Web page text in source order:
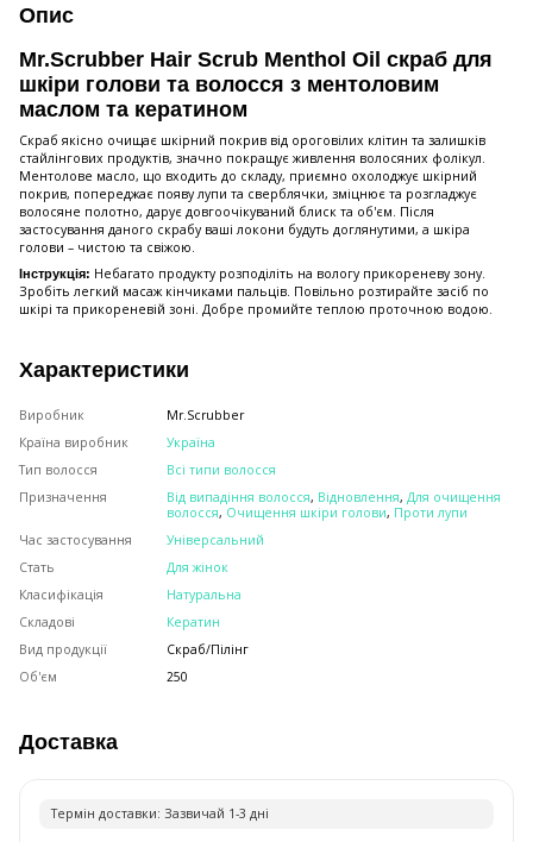
Опис
Mr.Scrubber Hair Scrub Menthol Oil скраб для
шкіри голови та волосся з ментоловим
маслом та кератином
Скраб якісно очищає шкірний покрив від ороговілих клітин та залишків
стайлінгових продуктів, значно покращує живлення волосяних фолікул.
Ментолове масло, що входить до складу, приємно охолоджує шкірний
покрив, попереджає появу лупи та сверблячки, зміцнює та розгладжує
волосяне полотно, дарує довгоочікуваний блиск та об'єм. Після
застосування даного скрабу ваші локони будуть доглянутими, а шкіра
голови – чистою та свіжою.
Інструкція: Небагато продукту розподіліть на вологу прикореневу зону.
Зробіть легкий масаж кінчиками пальців. Повільно розтирайте засіб по
шкірі та прикореневій зоні. Добре промийте теплою проточною водою.
Характеристики
Виробник
Mr.Scrubber
Країна виробник
Україна
Тип волосся
Всі типи волосся
Призначення
Від випадіння волосся, Відновлення, Для очищення
волосся, Очищення шкіри голови, Проти лупи
Час застосування
Універсальний
Стать
Для жінок
Класифікація
Натуральна
Складові
Кератин
Вид продукції
Скраб/Пілінг
Об'єм
250
Доставка
Термiн доставки: Зазвичай 1-3 днi